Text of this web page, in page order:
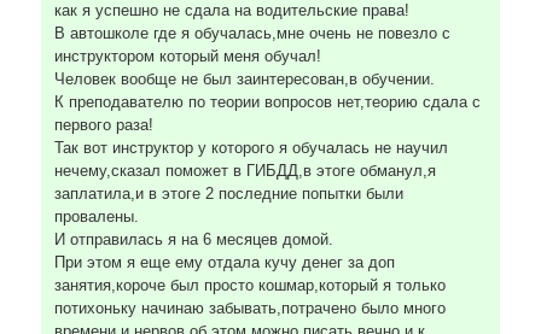
как я успешно не сдала на водительские права!
В автошколе где я обучалась,мне очень не повезло с
инструктором который меня обучал!
Человек вообще не был заинтересован,в обучении.
К преподавателю по теории вопросов нет,теорию сдала с
первого раза!
Так вот инструктор у которого я обучалась не научил
нечему,сказал поможет в ГИБДД,в этоге обманул,я
заплатила,и в этоге 2 последние попытки были
провалены.
И отправилась я на 6 месяцев домой.
При этом я еще ему отдала кучу денег за доп
занятия,короче был просто кошмар,который я только
потихоньку начинаю забывать,потрачено было много